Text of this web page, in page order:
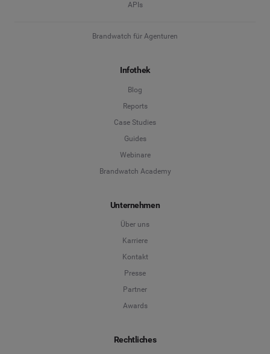
APIs
Brandwatch für Agenturen
Infothek
Blog
Reports
Case Studies
Guides
Webinare
Brandwatch Academy
Unternehmen
Über uns
Karriere
Kontakt
Presse
Partner
Awards
Rechtliches